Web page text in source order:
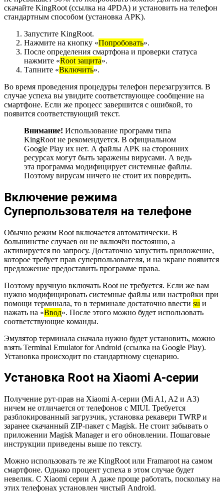
скачайте KingRoot (ссылка на 4PDA) и установить на телефон
стандартным способом (установка APK).
Запустите KingRoot.
Нажмите на кнопку «Попробовать».
После определения смартфона и проверки статуса
нажмите «Root защита».
Тапните «Включить».
Во время проведения процедуры телефон перезагрузится. В
случае успеха вы увидите соответствующее сообщение на
смартфоне. Если же процесс завершится с ошибкой, то
появится соответствующий текст.
Внимание! Использование программ типа
KingRoot не рекомендуется. В официальном
Google Play их нет. А файлы APK на сторонних
ресурсах могут быть заражены вирусами. А ведь
эта программа модифицирует системные файлы.
Поэтому вирусам ничего не стоит их повредить.
Включение режима
Суперпользователя на телефоне
Обычно режим Root включается автоматически. В
большинстве случаев он не включён постоянно, а
активируется по запросу. Достаточно запустить приложение,
которое требует прав суперпользователя, и на экране появится
предложение предоставить программе права.
Поэтому вручную включать Root не требуется. Если же вам
нужно модифицировать системные файлы или настройки при
помощи терминала, то в терминале достаточно ввести su и
нажать на «Ввод». После этого можно будет использовать
соответствующие команды.
Эмулятор терминала сначала нужно будет установить, можно
взять Terminal Emulator for Android (ссылка на Google Play).
Установка происходит по стандартному сценарию.
Установка Root на Xiaomi A-серии
Получение рут-прав на Xiaomi A-серии (Mi A1, A2 и A3)
ничем не отличается от телефонов с MIUI. Требуется
разблокированный загрузчик, установка рекавери TWRP и
заранее скачанный ZIP-пакет с Magisk. Не стоит забывать о
приложении Magisk Manager и его обновлении. Пошаговые
инструкции приведены выше по тексту.
Можно использовать те же KingRoot или Framaroot на самом
смартфоне. Однако процент успеха в этом случае будет
невелик. С Xiaomi серии А даже проще работать, поскольку на
этих телефонах установлен чистый Android.